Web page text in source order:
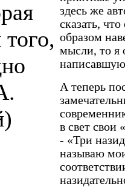
здесь же
сказать,
образом
мысли, то я
написавшую
А теперь
в свет свои
- «Три
на­зываю